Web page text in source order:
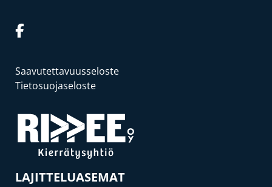
Saavutettavuusseloste
Tietosuojaseloste
LAJITTELUASEMAT